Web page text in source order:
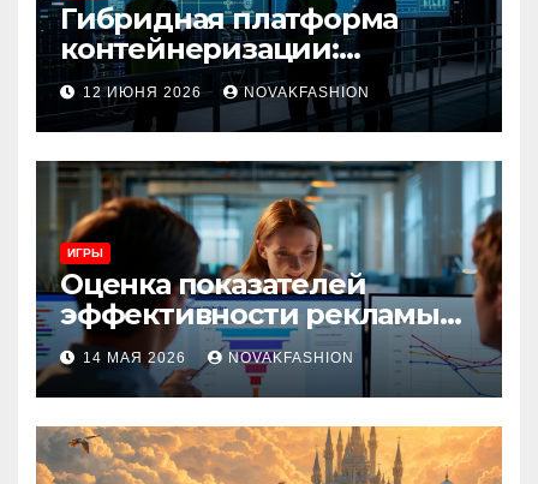
Гибридная платформа
контейнеризации:
архитектура, особенности
и сценарии использования
12 ИЮНЯ 2026 NOVAKFASHION
ИГРЫ
Оценка показателей
эффективности рекламы
при атрибуции
множественных точек
касания
14 МАЯ 2026 NOVAKFASHION